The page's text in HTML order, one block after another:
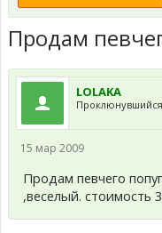
Продам
LOLAKA
15 мар 2009
Продам певчего
,веселый. стоимость